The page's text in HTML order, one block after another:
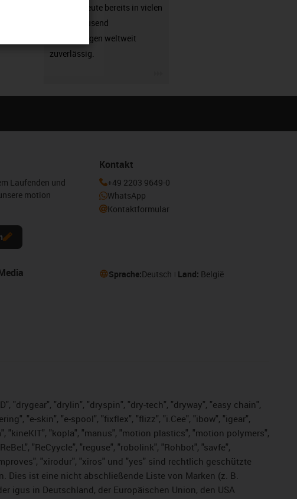
arbeiten heute bereits in vielen
hunderttausend
Anwendungen weltweit
zuverlässig.
Laufenden und
motion
Kontakt
+49 2203 9649-0
WhatsApp
Kontaktformular
Sprache:Deutsch Land: België
"drygear", "drylin", "dryspin", "dry-tech", "dryway", "easy chain",
"e-skin", "e-spool", "fixflex", "flizz", "i.Cee", "ibow", "igear",
"kineKIT", "kopla", "manus", "motion plastics", "motion polymers",
"ReCyycle", "reguse", "robolink", "Rohbot", "savfe",
"xirodur", "xiros" und "yes" sind rechtlich geschützte
Dies ist eine nicht abschließende Liste von Marken (z. B.
igus in Deutschland, der Europäischen Union, den USA